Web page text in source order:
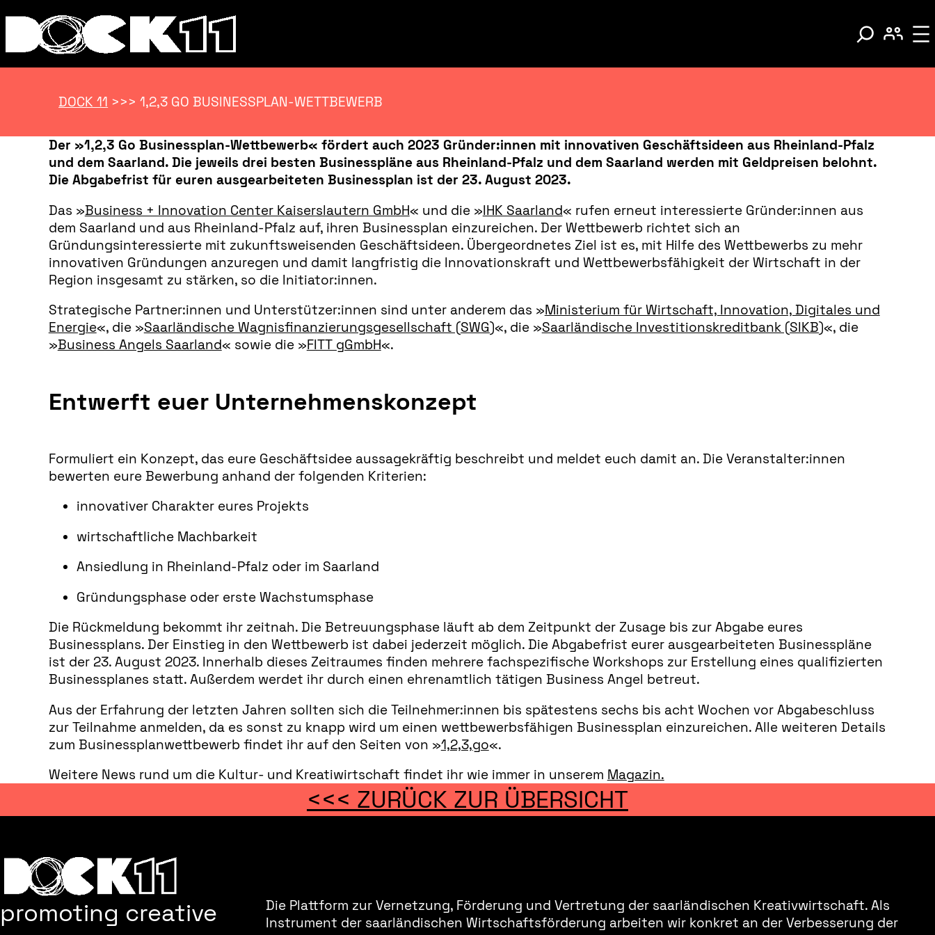
DOCK 11 >>>1,2,3 GO BUSINESSPLAN-WETTBEWERB
Der »1,2,3 Go Businessplan-Wettbewerb« fördert auch 2023 Gründer:innen mit innovativen Geschäftsideen aus Rheinland-Pfalz
und dem Saarland. Die jeweils drei besten Businesspläne aus Rheinland-Pfalz und dem Saarland werden mit Geldpreisen belohnt.
Die Abgabefrist für euren ausgearbeiteten Businessplan ist der 23. August 2023.
Das »Business + Innovation Center Kaiserslautern GmbH« und die »IHK Saarland« rufen erneut interessierte Gründer:innen aus
dem Saarland und aus Rheinland-Pfalz auf, ihren Businessplan einzureichen. Der Wettbewerb richtet sich an
Gründungsinteressierte mit zukunftsweisenden Geschäftsideen. Übergeordnetes Ziel ist es, mit Hilfe des Wettbewerbs zu mehr
innovativen Gründungen anzuregen und damit langfristig die Innovationskraft und Wettbewerbsfähigkeit der Wirtschaft in der
Region insgesamt zu stärken, so die Initiator:innen.
Strategische Partner:innen und Unterstützer:innen sind unter anderem das »Ministerium für Wirtschaft, Innovation, Digitales und
Energie«, die »Saarländische Wagnisfinanzierungsgesellschaft (SWG)«, die »Saarländische Investitionskreditbank (SIKB)«, die
»Business Angels Saarland« sowie die »FITT gGmbH«.
Entwerft euer Unternehmenskonzept
Formuliert ein Konzept, das eure Geschäftsidee aussagekräftig beschreibt und meldet euch damit an. Die Veranstalter:innen
bewerten eure Bewerbung anhand der folgenden Kriterien:
innovativer Charakter eures Projekts
wirtschaftliche Machbarkeit
Ansiedlung in Rheinland-Pfalz oder im Saarland
Gründungsphase oder erste Wachstumsphase
Die Rückmeldung bekommt ihr zeitnah. Die Betreuungsphase läuft ab dem Zeitpunkt der Zusage bis zur Abgabe eures
Businessplans. Der Einstieg in den Wettbewerb ist dabei jederzeit möglich. Die Abgabefrist eurer ausgearbeiteten Businesspläne
ist der 23. August 2023. Innerhalb dieses Zeitraumes finden mehrere fachspezifische Workshops zur Erstellung eines qualifizierten
Businessplanes statt. Außerdem werdet ihr durch einen ehrenamtlich tätigen Business Angel betreut.
Aus der Erfahrung der letzten Jahren sollten sich die Teilnehmer:innen bis spätestens sechs bis acht Wochen vor Abgabeschluss
zur Teilnahme anmelden, da es sonst zu knapp wird um einen wettbewerbsfähigen Businessplan einzureichen. Alle weiteren Details
zum Businessplanwettbewerb findet ihr auf den Seiten von »1,2,3,go«.
Weitere News rund um die Kultur- und Kreatiwirtschaft findet ihr wie immer in unserem Magazin.
<<< ZURÜCK ZUR ÜBERSICHT
promoting creative
Die Plattform zur Vernetzung, Förderung und Vertretung der saarländischen Kreativwirtschaft. Als
Instrument der saarländischen Wirtschaftsförderung arbeiten wir konkret an der Verbesserung der